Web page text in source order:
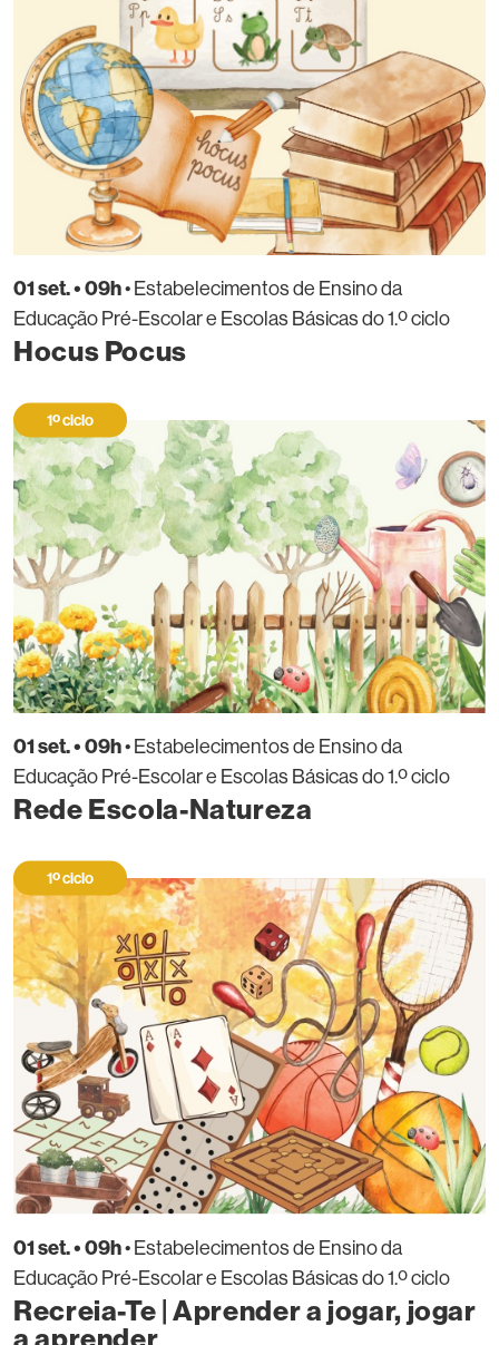
01 set. • 09h• Estabelecimentos de Ensino da
Educação Pré-Escolar e Escolas Básicas do 1.º ciclo
Hocus Pocus
1º ciclo
01 set. • 09h• Estabelecimentos de Ensino da
Educação Pré-Escolar e Escolas Básicas do 1.º ciclo
Rede Escola-Natureza
1º ciclo
01 set. • 09h• Estabelecimentos de Ensino da
Educação Pré-Escolar e Escolas Básicas do 1.º ciclo
Recreia-Te | Aprender a jogar, jogar